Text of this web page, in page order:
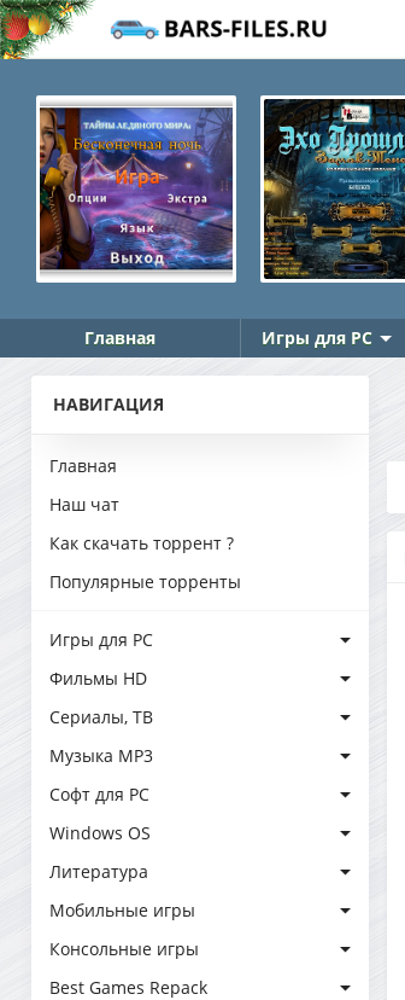
Главная Игры для PC
НАВИГАЦИЯ
Главная
Наш чат
Как скачать торрент ?
Популярные торренты
Игры для PC
Фильмы HD
Сериалы, ТВ
Музыка MP3
Софт для PC
Windows OS
Литература
Мобильные игры
Консольные игры
Best Games Repack